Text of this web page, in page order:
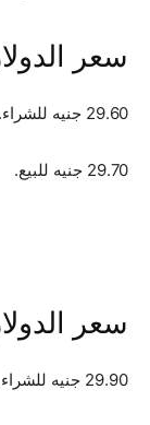
سعر
29.60 جنيه للشراء.
29.70 جنيه للبيع.
سعر
29.90 جنيه للشراء.